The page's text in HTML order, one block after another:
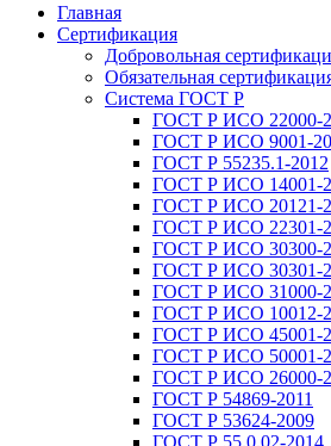
Главная
Сертификация
Добровольная
Обязательная
Система ГОСТ Р
ГОСТ Р ИСО 22000-
ГОСТ Р ИСО 9001-
ГОСТ Р 55235.1-2012
ГОСТ Р ИСО 14001-
ГОСТ Р ИСО 20121-
ГОСТ Р ИСО 22301-
ГОСТ Р ИСО 30300-
ГОСТ Р ИСО 30301-
ГОСТ Р ИСО 31000-
ГОСТ Р ИСО 10012-
ГОСТ Р ИСО 45001-
ГОСТ Р ИСО 50001-
ГОСТ Р ИСО 26000-
ГОСТ Р 54869-2011
ГОСТ Р 53624-2009
ГОСТ Р 55.0.02-2014